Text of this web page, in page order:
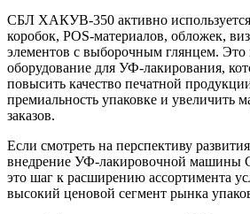
СБЛ ХАКУВ-350 активно
коробок, POS-материалов, обложек,
элементов с выборочным глянцем. Это
оборудование для УФ-лакирования,
повысить качество печатной
премиальность упаковке и увеличить
заказов.
Если смотреть на перспективу
внедрение УФ-лакировочной
это шаг к расширению ассортимента
высокий ценовой сегмент рынка